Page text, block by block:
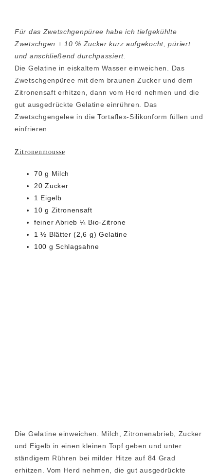
Für das Zwetschgenpüree habe ich tiefgekühlte
Zwetschgen + 10 % Zucker kurz aufgekocht, püriert
und anschließend durchpassiert.
Die Gelatine in eiskaltem Wasser einweichen. Das
Zwetschgenpüree mit dem braunen Zucker und dem
Zitronensaft erhitzen, dann vom Herd nehmen und die
gut ausgedrückte Gelatine einrühren. Das
Zwetschgengelee in die Tortaflex-Silikonform füllen und
einfrieren.
Zitronenmousse
70 g Milch
20 Zucker
1 Eigelb
10 g Zitronensaft
feiner Abrieb ¼ Bio-Zitrone
1 ½ Blätter (2,6 g) Gelatine
100 g Schlagsahne
Die Gelatine einweichen. Milch, Zitronenabrieb, Zucker
und Eigelb in einen kleinen Topf geben und unter
ständigem Rühren bei milder Hitze auf 84 Grad
erhitzen. Vom Herd nehmen, die gut ausgedrückte